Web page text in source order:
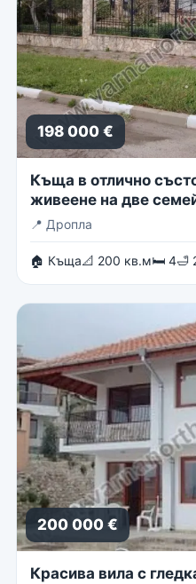
198 000 €
Къща в отлично
живеене на две
📍 Дропла
🏠 Къща📐 200 кв.м🛏 4🛁
200 000 €
Красива вила с